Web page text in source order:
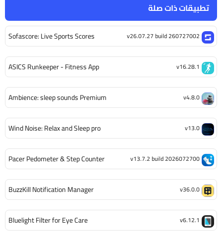
تطبيقات ذات صلة
Sofascore: Live Sports Scores v26.07.27 build 260727002
ASICS Runkeeper - Fitness App v16.28.1
Ambience: sleep sounds Premium v4.8.0
Wind Noise: Relax and Sleep pro v13.0
Pacer Pedometer & Step Counter v13.7.2 build 2026072700
BuzzKill Notification Manager v36.0.0
Bluelight Filter for Eye Care v6.12.1